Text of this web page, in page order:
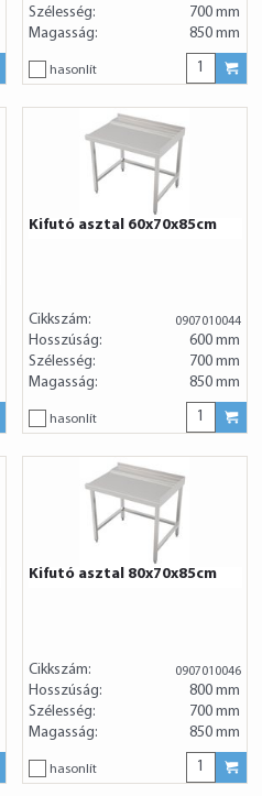
Szélesség:
700 mm
Magasság:
850 mm
hasonlít
Kifutó asztal 60x70x85cm
Cikkszám: 0907010044
Hosszúság:
600 mm
Szélesség:
700 mm
Magasság:
850 mm
hasonlít
Kifutó asztal 80x70x85cm
Cikkszám: 0907010046
Hosszúság:
800 mm
Szélesség:
700 mm
Magasság:
850 mm
hasonlít